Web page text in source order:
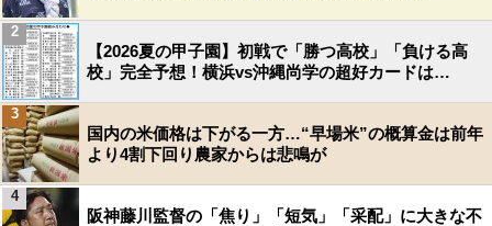
【2026夏の甲子園】初戦で「勝つ高校」「負ける高
校」完全予想！横浜vs沖縄尚学の超好カードは…
2
国内の米価格は下がる一方…“早場米”の概算金は前年
より4割下回り農家からは悲鳴が
3
阪神藤川監督の「焦り」「短気」「采配」に大きな不
4